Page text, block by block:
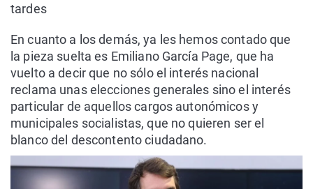
tardes
En cuanto a los demás, ya les hemos contado que
la pieza suelta es Emiliano García Page, que ha
vuelto a decir que no sólo el interés nacional
reclama unas elecciones generales sino el interés
particular de aquellos cargos autonómicos y
municipales socialistas, que no quieren ser el
blanco del descontento ciudadano.